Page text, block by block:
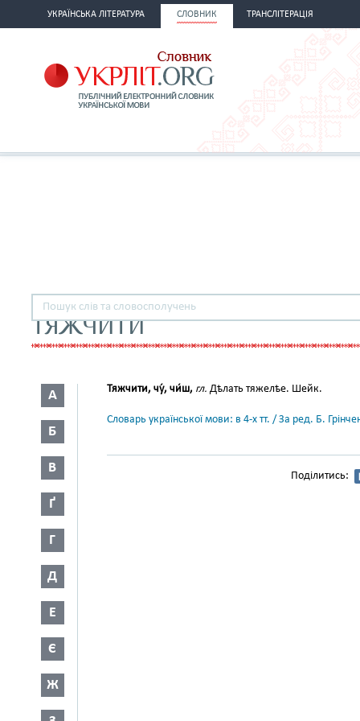
УКРАЇНСЬКА ЛІТЕРАТУРА СЛОВНИК ТРАНСЛІТЕРАЦІЯ
ТЯЖЧИТИ
А
Б
В
Ґ
Г
Д
Е
Є
Ж
Тяжчити, чу́, чи́ш, гл. Дѣлать тяжелѣе. Шейк.
Словарь української мови: в 4-х тт. / За ред. Б.
Поділитись: